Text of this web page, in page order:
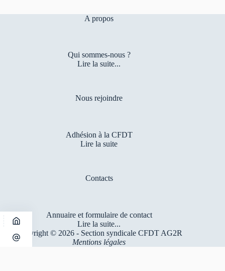
A propos
Qui sommes-nous ?
Lire la suite...
Nous rejoindre
Adhésion à la CFDT
Lire la suite
Contacts
Annuaire et formulaire de contact
Lire la suite...
Copyright © 2026 - Section syndicale CFDT AG2R
Mentions légales